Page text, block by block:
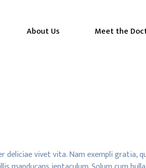
About Us Meet the
vivet vita. Nam exempli gratia,